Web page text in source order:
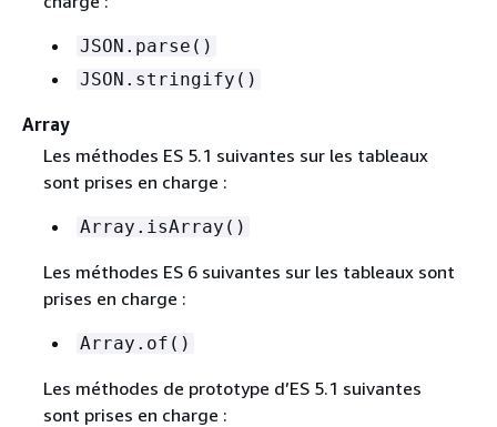
JSON.parse()
JSON.stringify()
Array
Les méthodes ES 5.1 suivantes sur les tableaux
sont prises en charge :
Array.isArray()
Les méthodes ES 6 suivantes sur les tableaux sont
prises en charge :
Array.of()
Les méthodes de prototype d’ES 5.1 suivantes
sont prises en charge :